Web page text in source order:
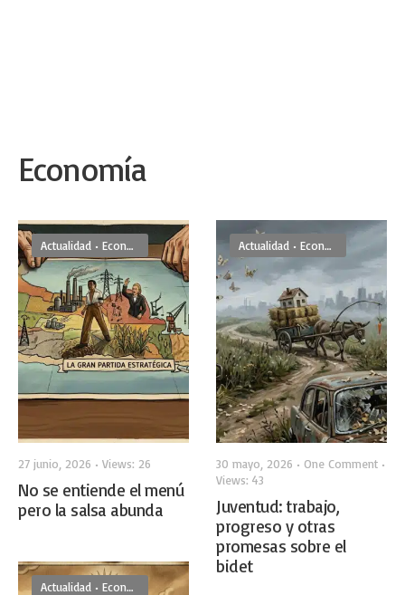
Economía
Actualidad • Economía
27 junio, 2026 • Views: 26
No se entiende el menú
pero la salsa abunda
Actualidad • Economía
30 mayo, 2026 • One Comment •
Views: 43
Juventud: trabajo,
progreso y otras
promesas sobre el
bidet
Actualidad • Economía